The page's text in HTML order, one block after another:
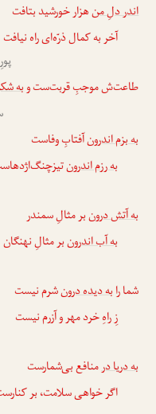
اندر دلِ منهزار خورشید بتافت
آخر به کمال ذرّه‌ای راه نیافت
طاعت‌ش موجبِ قربت‌ست وبه
به بزم اندرونآفتابِ وفاست
به رزم اندرون
به آتش درونبر مثالِ سمندر
به آب اندرونبر مثالِ نهنگان
شما رابه دیده درونشرم نیست
زِ راهِ خرد مهر و آزرم نیست
به دریا درمنافع بی‌شمارست
اگر خواهی سلامت، بر